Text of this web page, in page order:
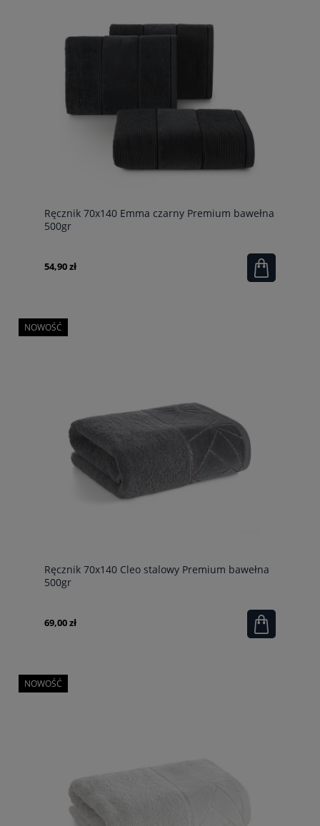
Ręcznik 70x140 Emma czarny Premium bawełna
500gr
54,90 zł
Ręcznik 70x140 Cleo stalowy Premium bawełna
500gr
69,00 zł
NOWOŚĆ
NOWOŚĆ